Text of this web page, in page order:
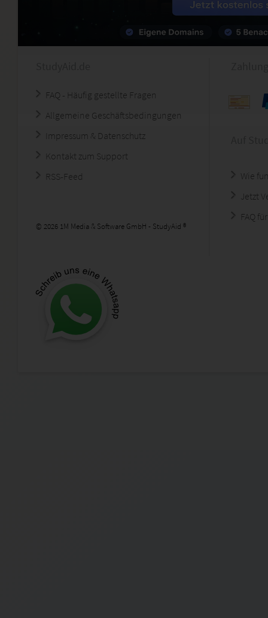
FAQ - Häufig gestellte Fragen
Allgemeine Geschäftsbedingungen
Impressum & Datenschutz
Kontakt zum Support
RSS-Feed
© 2026 1M Media & Software GmbH - StudyAid ®
Wie
Jetzt
FAQ